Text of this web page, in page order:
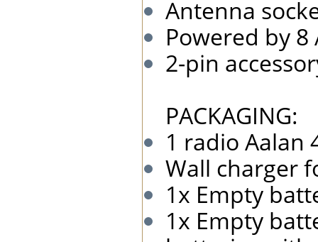
Antenna
Powered by 8
2-pin
PACKAGING:
1 radio Aalan
Wall charger
1x Empty
1x Empty